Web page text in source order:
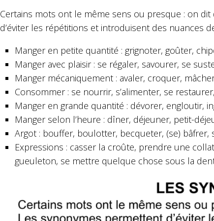
Certains mots ont le même sens ou presque : on
d’éviter les répétitions et introduisent des nuances
Manger en petite quantité : grignoter, goûter,
Manger avec plaisir : se régaler, savourer, se
Manger mécaniquement : avaler, croquer,
Consommer : se nourrir, s’alimenter, se
Manger en grande quantité : dévorer, engloutir,
Manger selon l’heure : dîner, déjeuner, petit-
Argot : bouffer, boulotter, becqueter, (se) bâfrer,
Expressions : casser la croûte, prendre une
gueuleton, se mettre quelque chose sous la